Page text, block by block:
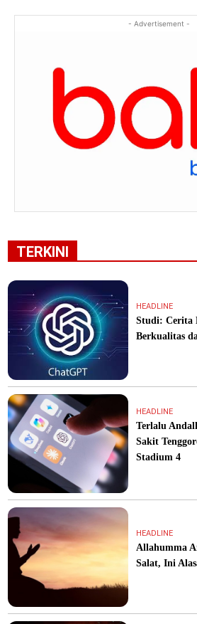
- Advertisement -
TERKINI
HEADLINE
Studi: Cerita
Berkualitas
HEADLINE
Terlalu
Sakit
Stadium 4
HEADLINE
Allahumma
Salat, Ini